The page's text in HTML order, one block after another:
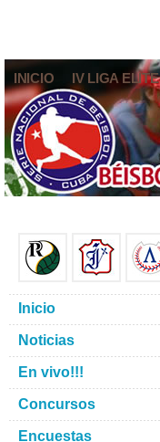
INICIO IV LIGA ELITE
Inicio
Noticias
En vivo!!!
Concursos
Encuestas